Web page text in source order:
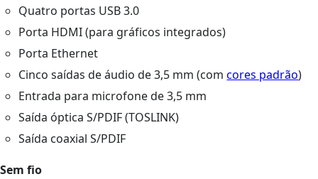
Quatro portas USB 3.0
Porta HDMI (para gráficos integrados)
Porta Ethernet
Cinco saídas de áudio de 3,5 mm (comcores padrão)
Entrada para microfone de 3,5 mm
Saída óptica S/PDIF (TOSLINK)
Saída coaxial S/PDIF
Sem fio